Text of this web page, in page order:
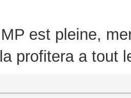
=
+36.9°C
+40.9°C
est pleine,
profitera a tout